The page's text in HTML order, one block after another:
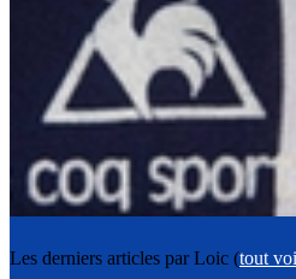
Les derniers articles par Loic (tout